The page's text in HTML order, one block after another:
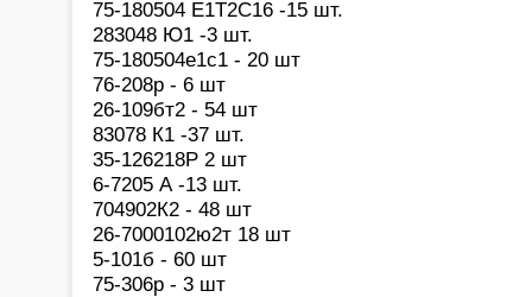
75-180504 Е1Т2С16 -15 шт.
283048 Ю1 -3 шт.
75-180504е1с1 - 20 шт
76-208р - 6 шт
26-109бт2 - 54 шт
83078 К1 -37 шт.
35-126218Р 2 шт
6-7205 А -13 шт.
704902К2 - 48 шт
26-7000102ю2т 18 шт
5-101б - 60 шт
75-306р - 3 шт